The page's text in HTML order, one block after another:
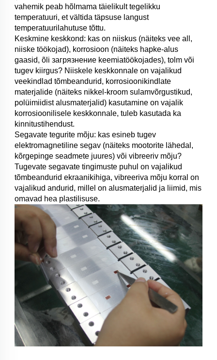
vahemik peab hõlmama täielikult tegelikku
temperatuuri, et vältida täpsuse langust
temperatuurilahutuse tõttu.
Keskmine keskkond: kas on niiskus (näiteks vee all,
niiske töökojad), korrosioon (näiteks hapke-alus
gaasid, õli загрязнение keemiatöökojades), tolm või
tugev kiirgus? Niiskele keskkonnale on vajalikud
veekindlad tõmbeandurid, korrosioonikindlate
materjalide (näiteks nikkel-kroom sulamvõrgustikud,
polüimiidist alusmaterjalid) kasutamine on vajalik
korrosioonilisele keskkonnale, tuleb kasutada ka
kinnitustihendust.
Segavate tegurite mõju: kas esineb tugev
elektromagnetiline segav (näiteks mootorite lähedal,
kõrgepinge seadmete juures) või vibreeriv mõju?
Tugevate segavate tingimuste puhul on vajalikud
tõmbeandurid ekraanikihiga, vibreeriva mõju korral on
vajalikud andurid, millel on alusmaterjalid ja liimid, mis
omavad hea plastilisuse.